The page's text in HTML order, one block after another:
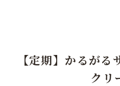
【定期】かるが
クリ